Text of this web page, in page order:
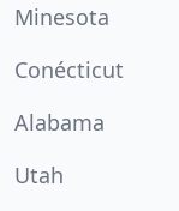
Minesota
Conécticut
Alabama
Utah